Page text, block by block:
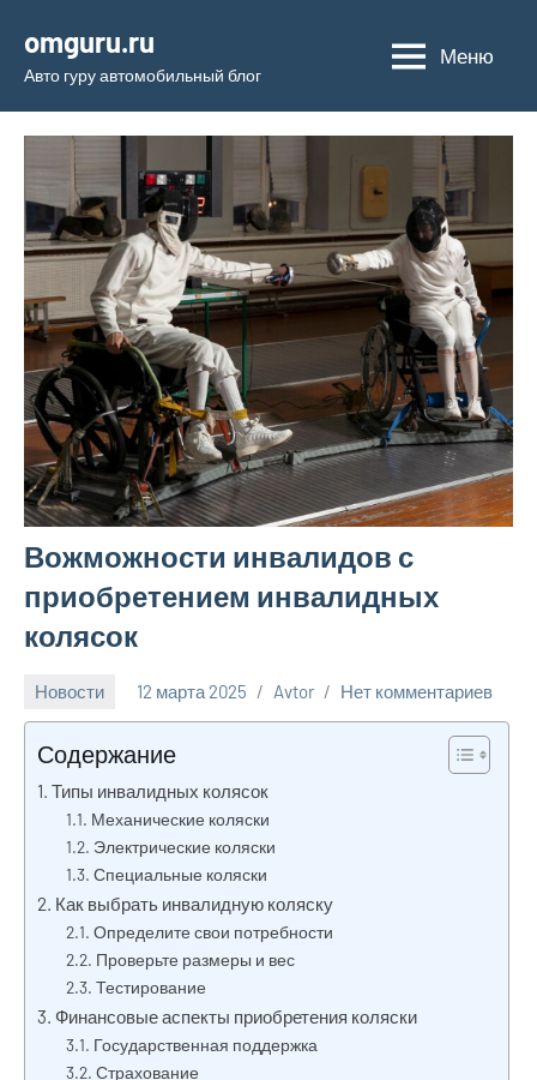
содержимому
omguru.ru
Авто гуру автомобильный блог
Меню
Вожможности инвалидов с
приобретением инвалидных
колясок
Новости 12 марта 2025 Avtor Нет комментариев
Содержание
Типы инвалидных колясок
Механические коляски
Электрические коляски
Специальные коляски
Как выбрать инвалидную коляску
Определите свои потребности
Проверьте размеры и вес
Тестирование
Финансовые аспекты приобретения коляски
Государственная поддержка
Страхование